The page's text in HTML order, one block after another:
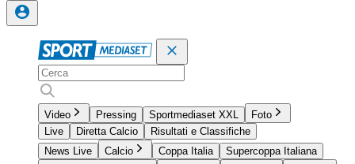
Video Pressing Sportmediaset XXL
Foto
Live
Diretta Calcio
Risultati e Classifiche
News Live
Calcio Coppa Italia
Supercoppa Italiana